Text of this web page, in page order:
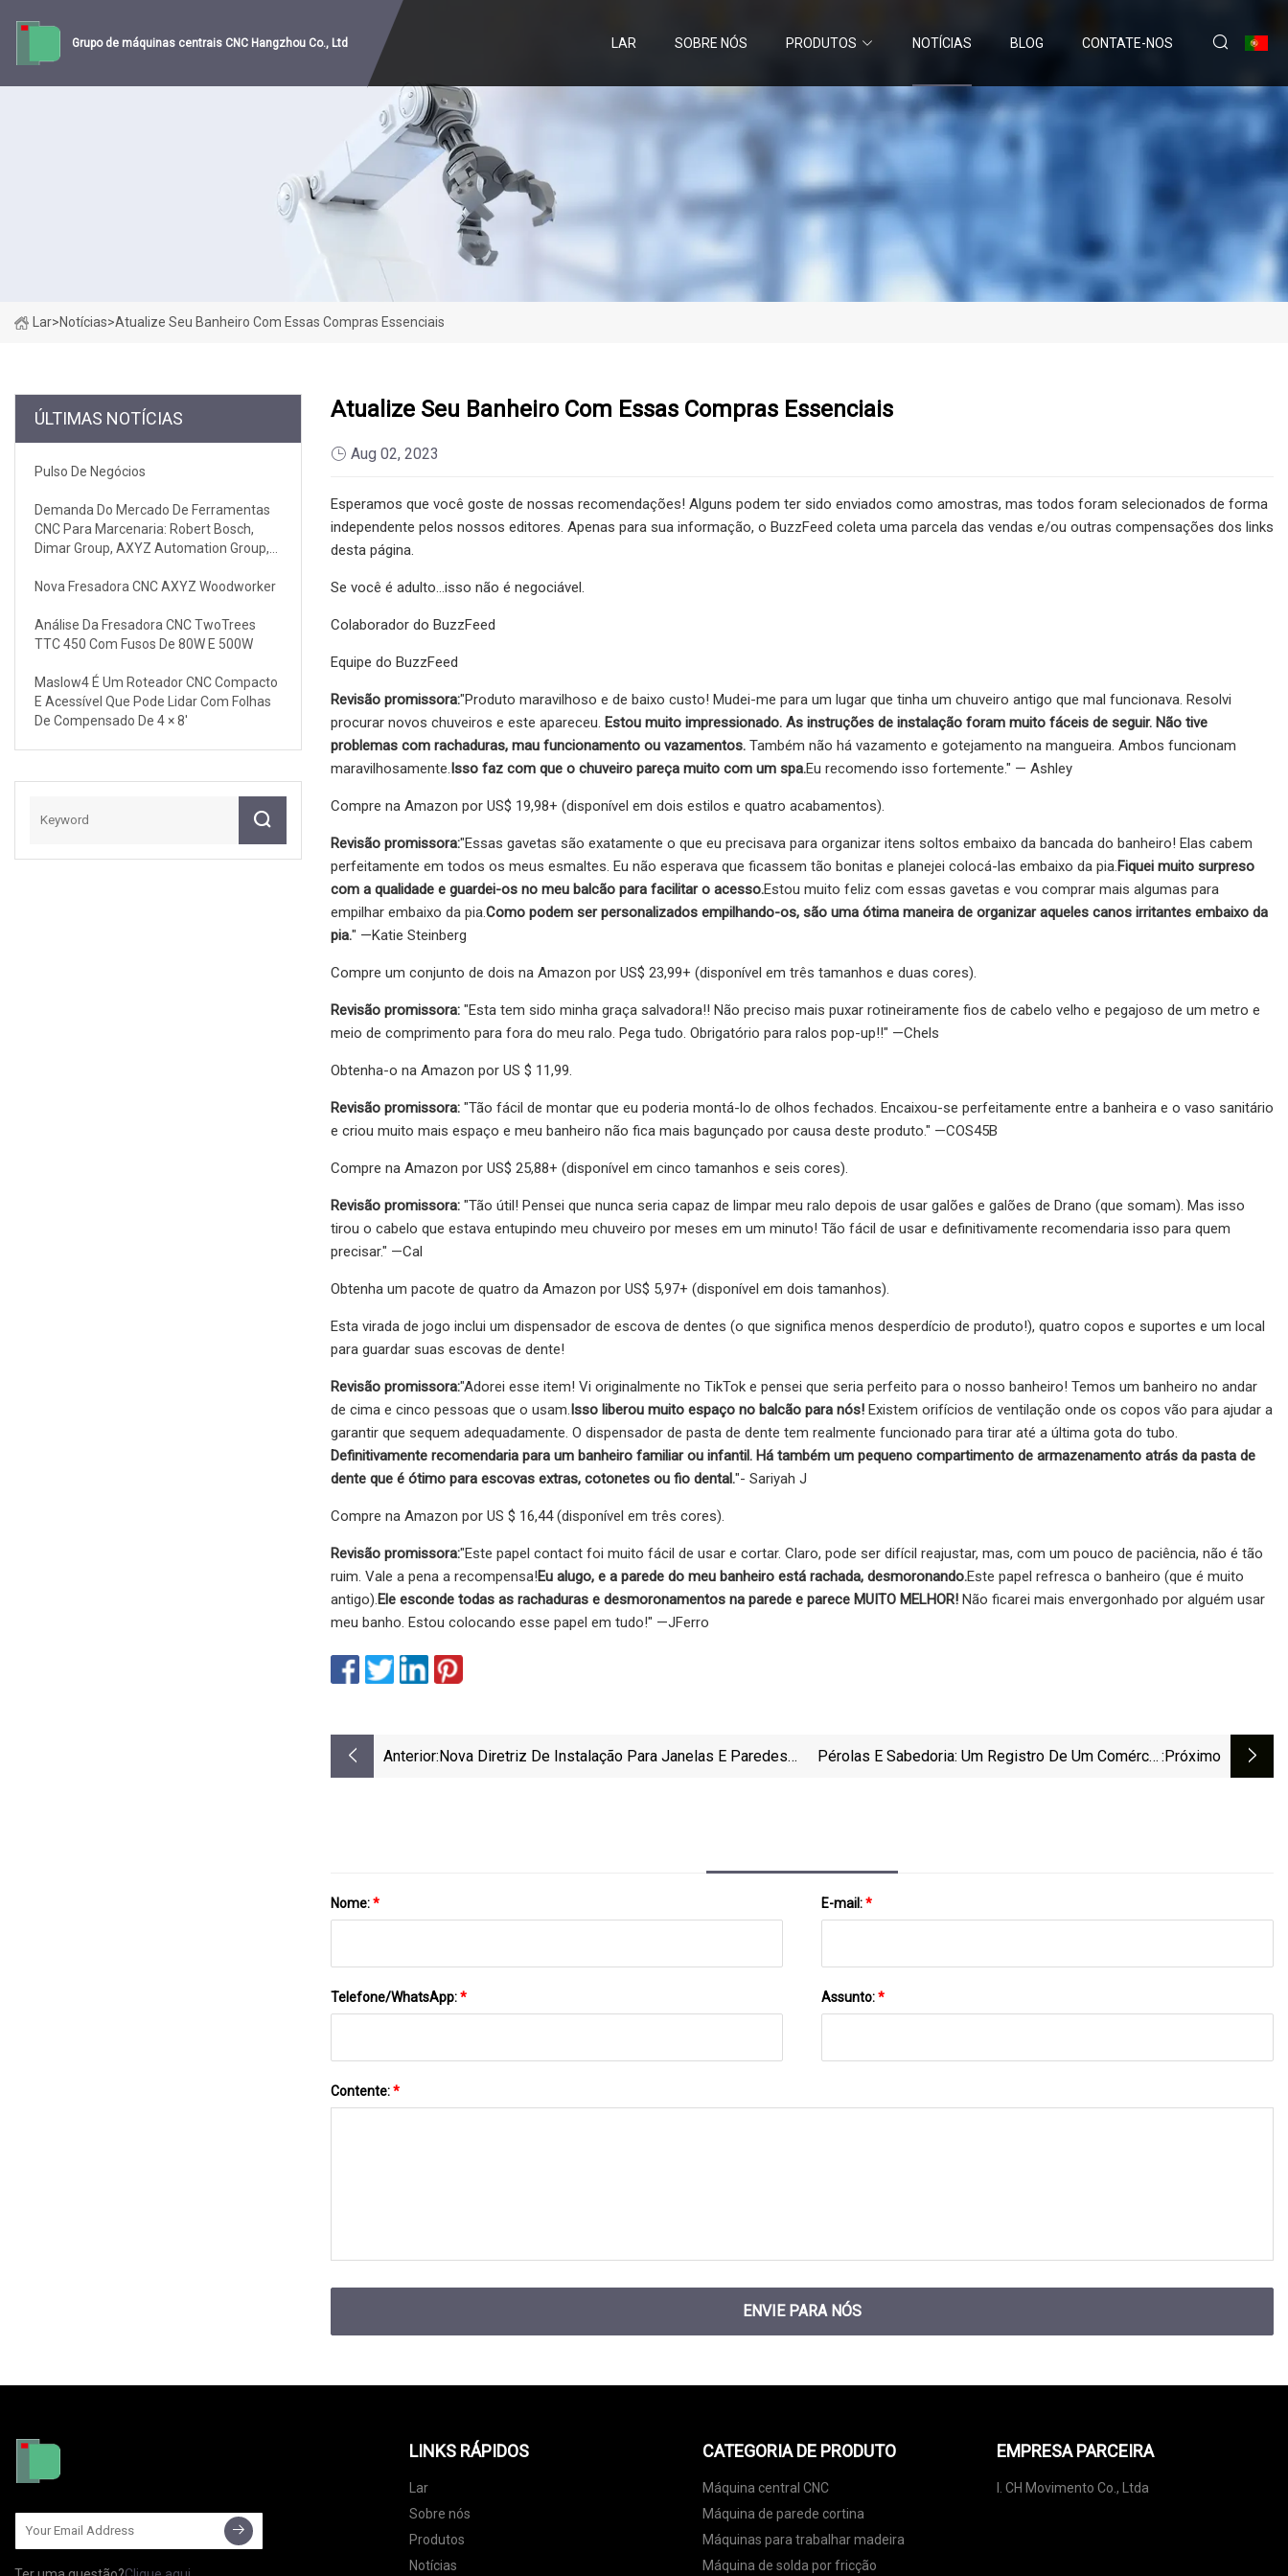
Grupo de máquinas centrais CNC Hangzhou Co., Ltd LAR SOBRE NÓS PRODUTOS NOTÍCIAS BLOG CONTATE-NOS
Lar>Notícias>Atualize Seu Banheiro Com Essas Compras Essenciais
ÚLTIMAS NOTÍCIAS
Pulso De Negócios
Demanda Do Mercado De Ferramentas
CNC Para Marcenaria: Robert Bosch,
Dimar Group, AXYZ Automation Group,
Nova Fresadora CNC AXYZ Woodworker
Análise Da Fresadora CNC TwoTrees
TTC 450 Com Fusos De 80W E 500W
Maslow4 É Um Roteador CNC Compacto
E Acessível Que Pode Lidar Com Folhas
De Compensado De 4 × 8'
Atualize Seu Banheiro Com Essas Compras Essenciais
Aug 02, 2023
Esperamos que você goste de nossas recomendações! Alguns podem ter sido enviados como amostras, mas todos foram selecionados de forma
independente pelos nossos editores. Apenas para sua informação, o BuzzFeed coleta uma parcela das vendas e/ou outras compensações dos links
desta página.
Se você é adulto...isso não é negociável.
Colaborador do BuzzFeed
Equipe do BuzzFeed
Revisão promissora:"Produto maravilhoso e de baixo custo! Mudei-me para um lugar que tinha um chuveiro antigo que mal funcionava. Resolvi
procurar novos chuveiros e este apareceu. Estou muito impressionado. As instruções de instalação foram muito fáceis de seguir. Não tive
problemas com rachaduras, mau funcionamento ou vazamentos. Também não há vazamento e gotejamento na mangueira. Ambos funcionam
maravilhosamente. Isso faz com que o chuveiro pareça muito com um spa.Eu recomendo isso fortemente." — Ashley
Compre na Amazon por US$ 19,98+ (disponível em dois estilos e quatro acabamentos).
Revisão promissora:"Essas gavetas são exatamente o que eu precisava para organizar itens soltos embaixo da bancada do banheiro! Elas cabem
perfeitamente em todos os meus esmaltes. Eu não esperava que ficassem tão bonitas e planejei colocá-las embaixo da pia. Fiquei muito surpreso
com a qualidade e guardei-os no meu balcão para facilitar o acesso.Estou muito feliz com essas gavetas e vou comprar mais algumas para
empilhar embaixo da pia. Como podem ser personalizados empilhando-os, são uma ótima maneira de organizar aqueles canos irritantes embaixo da
pia." —Katie Steinberg
Compre um conjunto de dois na Amazon por US$ 23,99+ (disponível em três tamanhos e duas cores).
Revisão promissora: "Esta tem sido minha graça salvadora!! Não preciso mais puxar rotineiramente fios de cabelo velho e pegajoso de um metro e
meio de comprimento para fora do meu ralo. Pega tudo. Obrigatório para ralos pop-up!!" —Chels
Obtenha-o na Amazon por US $ 11,99.
Revisão promissora: "Tão fácil de montar que eu poderia montá-lo de olhos fechados. Encaixou-se perfeitamente entre a banheira e o vaso sanitário
e criou muito mais espaço e meu banheiro não fica mais bagunçado por causa deste produto." —COS45B
Compre na Amazon por US$ 25,88+ (disponível em cinco tamanhos e seis cores).
Revisão promissora: "Tão útil! Pensei que nunca seria capaz de limpar meu ralo depois de usar galões e galões de Drano (que somam). Mas isso
tirou o cabelo que estava entupindo meu chuveiro por meses em um minuto! Tão fácil de usar e definitivamente recomendaria isso para quem
precisar." —Cal
Obtenha um pacote de quatro da Amazon por US$ 5,97+ (disponível em dois tamanhos).
Esta virada de jogo inclui um dispensador de escova de dentes (o que significa menos desperdício de produto!), quatro copos e suportes e um local
para guardar suas escovas de dente!
Revisão promissora:"Adorei esse item! Vi originalmente no TikTok e pensei que seria perfeito para o nosso banheiro! Temos um banheiro no andar
de cima e cinco pessoas que o usam. Isso liberou muito espaço no balcão para nós! Existem orifícios de ventilação onde os copos vão para ajudar a
garantir que sequem adequadamente. O dispensador de pasta de dente tem realmente funcionado para tirar até a última gota do tubo.
Definitivamente recomendaria para um banheiro familiar ou infantil. Há também um pequeno compartimento de armazenamento atrás da pasta de
dente que é ótimo para escovas extras, cotonetes ou fio dental."- Sariyah J
Compre na Amazon por US $ 16,44 (disponível em três cores).
Revisão promissora:"Este papel contact foi muito fácil de usar e cortar. Claro, pode ser difícil reajustar, mas, com um pouco de paciência, não é tão
ruim. Vale a pena a recompensa!Eu alugo, e a parede do meu banheiro está rachada, desmoronando.Este papel refresca o banheiro (que é muito
antigo). Ele esconde todas as rachaduras e desmoronamentos na parede e parece MUITO MELHOR! Não ficarei mais envergonhado por alguém usar
meu banho. Estou colocando esse papel em tudo!" —JFerro
Anterior:Nova Diretriz De Instalação Para Janelas E Paredes
Pérolas E Sabedoria: Um Registro De Um Comércio :próximo
Nome:* E-mail:*
Telefone/WhatsApp:* Assunto:*
Contente:*
ENVIE PARA NÓS
LINKS RÁPIDOS
Lar
Sobre nós
Produtos
Notícias
CATEGORIA DE PRODUTO
Máquina central CNC
Máquina de parede cortina
Máquinas para trabalhar madeira
Máquina de solda por fricção
EMPRESA PARCEIRA
I. CH Movimento Co., Ltda